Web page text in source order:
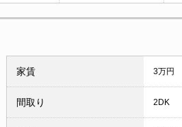
家賃 3万円
間取り 2DK